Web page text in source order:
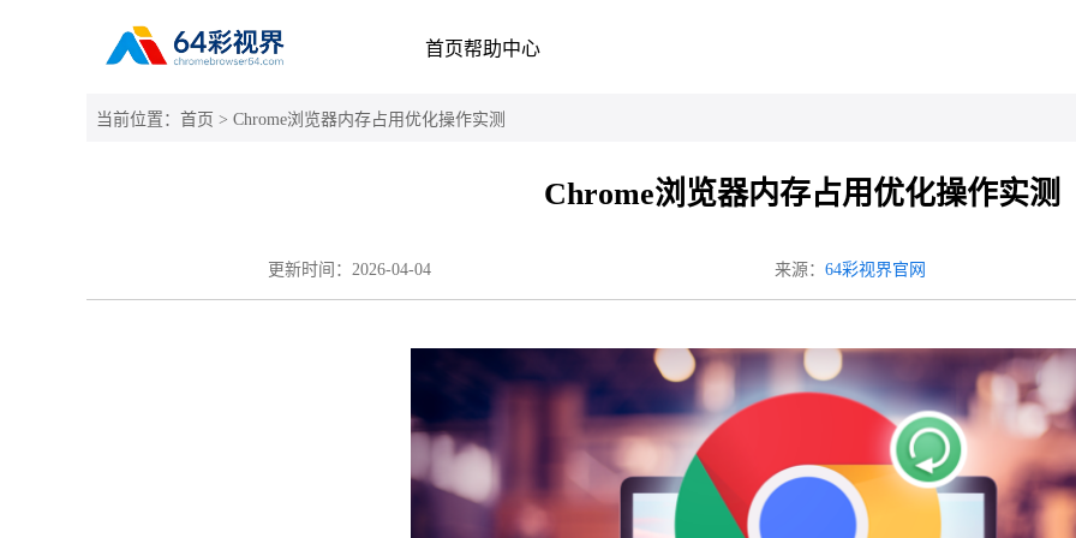
首页帮助中心
当前位置： 首页 > Chrome浏览器内存占用优化操作实测
Chrome浏览器内存占用优化操作实测
更新时间： 2026-04-04 来源： 64彩视界官网